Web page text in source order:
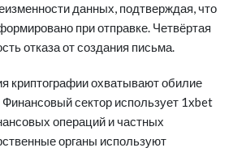
данных, подтверждая, что
при отправке. Четвёртая
отказа от создания письма.
криптографии охватывают обилие
сектор использует 1xbet
операций и частных
органы используют